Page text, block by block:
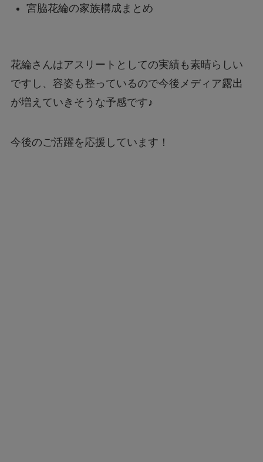
宮脇花綸の家族構成まとめ
花綸さんはアスリートとしての実績も素晴らしい
ですし、容姿も整っているので今後メディア露出
が増えていきそうな予感です♪
今後のご活躍を応援しています！